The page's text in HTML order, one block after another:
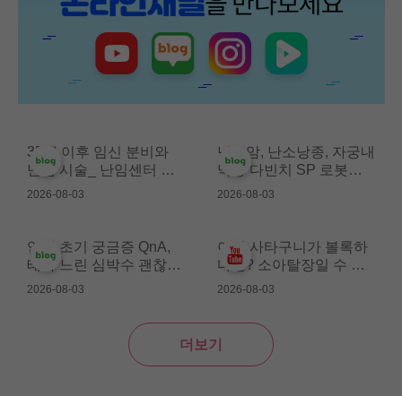
35세 이후 임신 분비와
난임 시술_ 난임센터 분
당 정재은 교수
2026-08-03
난소암, 난소낭종, 자궁내
막증 다빈치 SP 로봇수
술_ 부인암센터 김미강
2026-08-03
임신 초기 궁금증 QnA,
태아 느린 심박수 괜찮을
까요?_ 산부인과 이지연
2026-08-03
아이 사타구니가 볼록하
다면? 소아탈장일 수 있
습니다_소아외과 김원태
2026-08-03
더보기